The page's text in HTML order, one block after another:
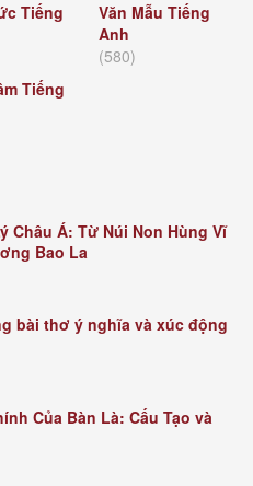
Tiếng
Tiếng
Văn Mẫu Tiếng
Anh
(580)
Châu Á: Từ Núi Non Hùng Vĩ
Bao La
bài thơ ý nghĩa và xúc động
Của Bàn Là: Cấu Tạo và